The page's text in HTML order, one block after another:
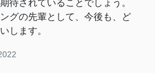
待されていることでしょう。
グの先輩として、今後も、ど
します。